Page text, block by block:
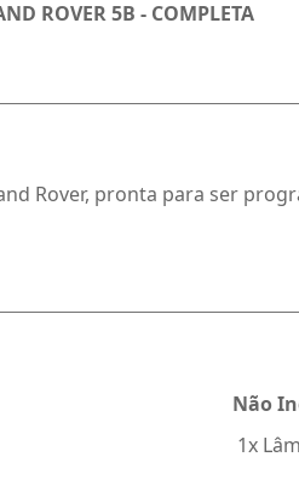
ROVER 5B - COMPLETA
Rover, pronta para ser
Não
 1x